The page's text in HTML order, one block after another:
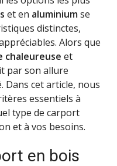
et en aluminiumse
distinctes,
Alors que
chaleureuse et
par son allure
Dans cet article, nous
essentiels à
type de carport
et à vos besoins.
en bois